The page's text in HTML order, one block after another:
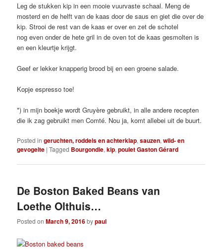
Leg de stukken kip in een mooie vuurvaste schaal. Meng de
mosterd en de helft van de kaas door de saus en giet die over de
kip. Strooi de rest van de kaas er over en zet de schotel
nog even onder de hete gril in de oven tot de kaas gesmolten is
en een kleurtje krijgt.
Geef er lekker knapperig brood bij en een groene salade.
Kopje espresso toe!
*) in mijn boekje wordt Gruyère gebruikt, in alle andere recepten
die ik zag gebruikt men Comté. Nou ja, komt allebei uit de buurt.
Posted in geruchten, roddels en achterklap,sauzen,wild- en
gevogelte |Tagged Bourgondie,kip,poulet Gaston Gérard
De Boston Baked Beans van
Loethe Olthuis…
Posted onMarch 9, 2016bypaul